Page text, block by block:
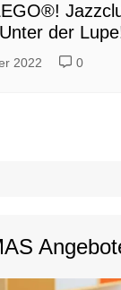
der
2022 0